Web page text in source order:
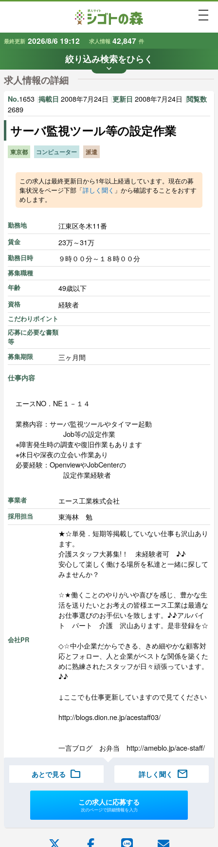
最終更新 2026/8/6 19:12 求人情報 42,847 件
絞り込み検索をひらく
keyboard_arrow_down
条件から探す
地域で探す 業種で探す
雇用形態で探す 賃金で探す
求人情報の詳細
No.1653 掲載日 2008年7月24日 更新日 2008年7月24日 閲覧数
2689
サーバ監視ツール等の設定作業
東京都 コンピューター 派遣
この求人は最終更新日から1年以上経過しています。現在の募
集状況をページ下部「詳しく聞く 」から確認することをおすす
めします。
勤務地 江東区冬木11番
賃金 23万～31万
勤務日時 ９時００分～１８時００分
募集職種
年齢
49歳以下
資格 経験者
こだわりポイント
応募に必要な書類
等
募集期限
三ヶ月間
仕事内容
エースNO．NE１－１４
業務内容：サーバ監視ツールやタイマー起動
Job等の設定作業
※障害発生時の調査や復旧作業もあります
※休日や深夜の立会い作業あり
必要経験：OpenviewやJobCenterの
設定作業経験者
事業者 エース工業株式会社
採用担当 東海林 勉
会社PR
★☆単発．短期等掲載していない仕事も沢山あり
ます。
介護スタッフ大募集!！ 未経験者可 ♪♪
安心して楽しく働ける場所を私達と一緒に探して
みませんか？
☆★働くことのやりがいや喜びを感じ、豊かな生
活を送りたいとお考えの皆様エース工業は最適な
お仕事選びのお手伝いを致します。♪♪アルバイ
ト パート 介護 沢山あります。是非登録を☆
◇☆中小企業だからできる、きめ細やかな顧客対
応とフォロー、人と企業がベストな関係を築くた
めに熟練されたスタッフが日々頑張っています。
♪♪
↓ここでも仕事更新していますので見てください
http://blogs.dion.ne.jp/acestaff03/
一言ブログ お弁当 http://ameblo.jp/ace-staff/
あとで見る folder 詳しく聞く mail
この求人に応募する
次のページで詳細情報を入力